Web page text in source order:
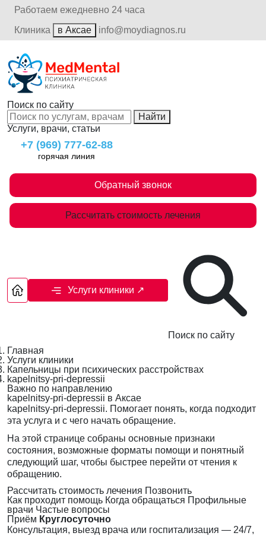
Работаем ежедневно 24 часа
Клиника
в Аксае info@moydiagnos.ru
Поиск по сайту
Найти
Услуги, врачи, статьи
+7 (969) 777-62-88
горячая линия
Обратный звонок
Рассчитать стоимость лечения
Услуги клиники ↗
Поиск по сайту
Главная
Услуги клиники
Капельницы при психических расстройствах
kapelnitsy-pri-depressii
Важно по направлению
kapelnitsy-pri-depressii в Аксае
kapelnitsy-pri-depressii. Помогает понять, когда подходит
эта услуга и с чего начать обращение.
На этой странице собраны основные признаки
состояния, возможные форматы помощи и понятный
следующий шаг, чтобы быстрее перейти от чтения к
обращению.
Рассчитать стоимость лечения Позвонить
Как проходит помощь Когда обращаться Профильные
врачи Частые вопросы
Приём Круглосуточно
Консультация, выезд врача или госпитализация — 24/7,